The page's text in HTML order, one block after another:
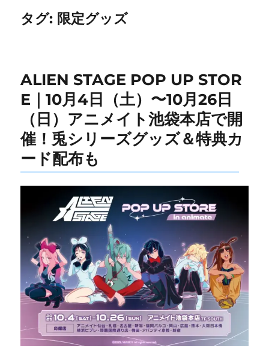
タグ: 限定グッズ
ALIEN STAGE POP UP STOR
E｜10月4日（土）〜10月26日
（日）アニメイト池袋本店で開
催！兎シリーズグッズ＆特典カ
ード配布も